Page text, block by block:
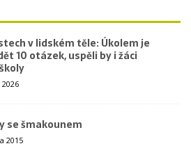
v lidském těle: Úkolem je
10 otázek, uspěli by i žáci
se šmakounem
2015